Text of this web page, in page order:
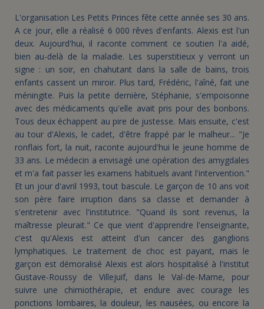
L'organisation Les Petits Princes fête cette année ses 30 ans.
A ce jour, elle a réalisé 6 000 rêves d'enfants. Alexis est l'un
deux. Aujourd'hui, il raconte comment ce soutien l'a aidé,
bien au-delà de la maladie. Les superstitieux y verront un
signe : un soir, en chahutant dans la salle de bains, trois
enfants cassent un miroir. Plus tard, Frédéric, l'aîné, fait une
méningite. Puis la petite dernière, Stéphanie, s'empoisonne
avec des médicaments qu'elle avait pris pour des bonbons.
Tous deux échappent au pire de justesse. Mais ensuite, c'est
au tour d'Alexis, le cadet, d'être frappé par le malheur... "Je
ronflais fort, la nuit, raconte aujourd'hui le jeune homme de
33 ans. Le médecin a envisagé une opération des amygdales
et m'a fait passer les examens habituels avant l'intervention."
Et un jour d'avril 1993, tout bascule. Le garçon de 10 ans voit
son père faire irruption dans sa classe et demander à
s'entretenir avec l'institutrice. "Quand ils sont revenus, la
maîtresse pleurait." Ce que vient d'apprendre l'enseignante,
c'est qu'Alexis est atteint d'un cancer des ganglions
lymphatiques. Le traitement de choc est payant, mais le
garçon est démoralisé Alexis est alors hospitalisé à l'institut
Gustave-Roussy de Villejuif, dans le Val-de-Marne, pour
suivre une chimiothérapie, et endure avec courage les
ponctions lombaires, la douleur, les nausées, ou encore la